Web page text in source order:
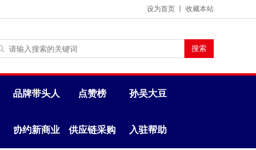
设为首页 收藏本站
品牌带头人 点赞榜 孙吴大豆
协约新商业 供应链采购 入驻帮助